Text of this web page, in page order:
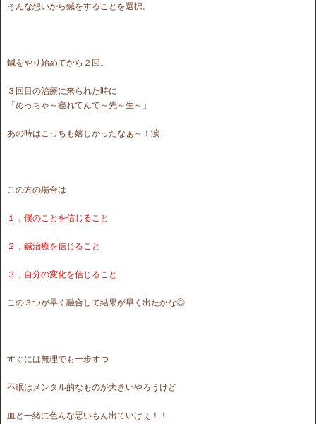
そんな想いから鍼をすることを選択。
鍼をやり始めてから２回。
３回目の治療に来られた時に
「めっちゃ～寝れてんで～先～生～」
あの時はこっちも嬉しかったなぁ～！涙
この方の場合は
１，僕のことを信じること
２，鍼治療を信じること
３，自分の変化を信じること
この３つが早く融合して結果が早く出たかな◎
すぐには無理でも一歩ずつ
不眠はメンタル的なものが大きいやろうけど
血と一緒に色んな悪いもん出ていけぇ！！